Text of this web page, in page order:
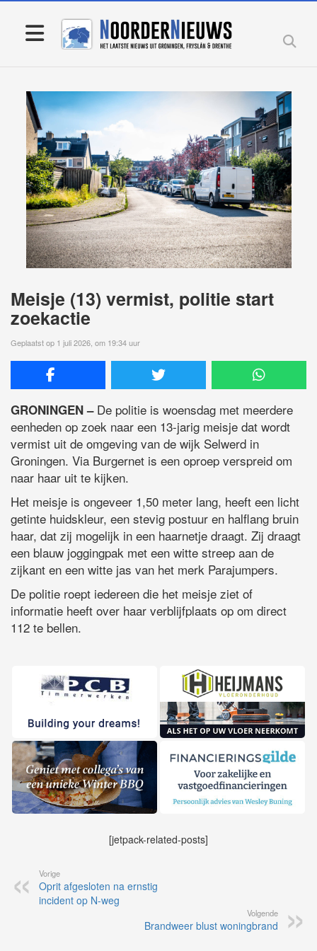
Meisje (13) vermist, politie start
zoekactie
Geplaatst op 1 juli 2026, om 19:34 uur
GRONINGEN –De politie is woensdag met meerdere
eenheden op zoek naar een 13-jarig meisje dat wordt
vermist uit de omgeving van de wijk Selwerd in
Groningen. Via Burgernet is een oproep verspreid om
naar haar uit te kijken.
Het meisje is ongeveer 1,50 meter lang, heeft een licht
getinte huidskleur, een stevig postuur en halflang bruin
haar, dat zij mogelijk in een haarnetje draagt. Zij draagt
een blauw joggingpak met een witte streep aan de
zijkant en een witte jas van het merk Parajumpers.
De politie roept iedereen die het meisje ziet of
informatie heeft over haar verblijfplaats op om direct
112 te bellen.
[jetpack-related-posts]
Vorige
Oprit afgesloten na ernstig
incident op N-weg
Volgende
Brandweer blust woningbrand